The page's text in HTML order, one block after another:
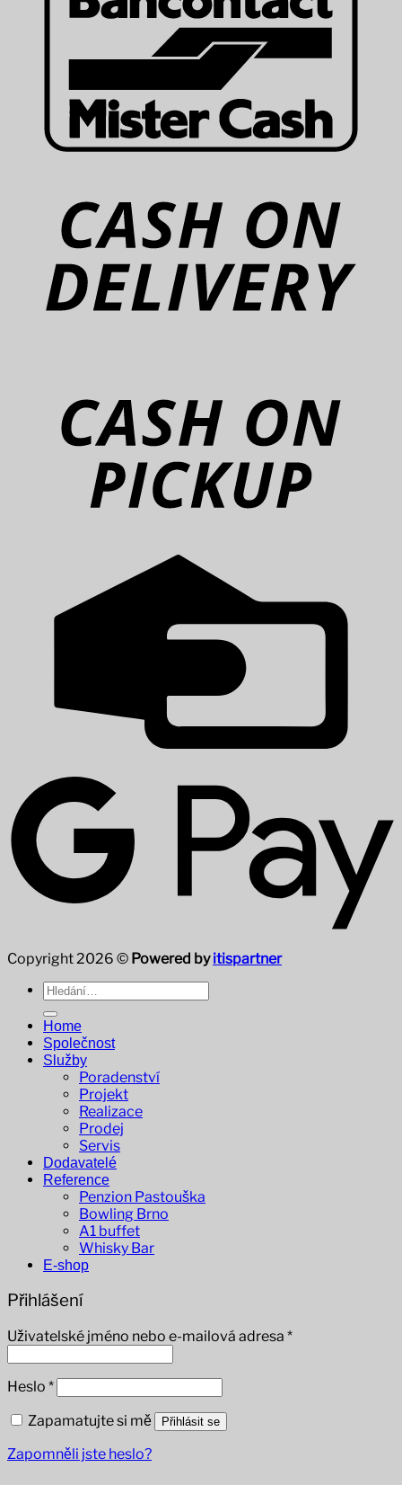
Copyright 2026 © Powered byitispartner
Hledat:
Home
Společnost
Služby
Poradenství
Projekt
Realizace
Prodej
Servis
Dodavatelé
Reference
Penzion Pastouška
Bowling Brno
A1 buffet
Whisky Bar
E-shop
Přihlášení
Uživatelské jméno nebo e-mailová adresa *Povinné
Heslo *Povinné
Zapamatujte si mě Přihlásit se
Zapomněli jste heslo?